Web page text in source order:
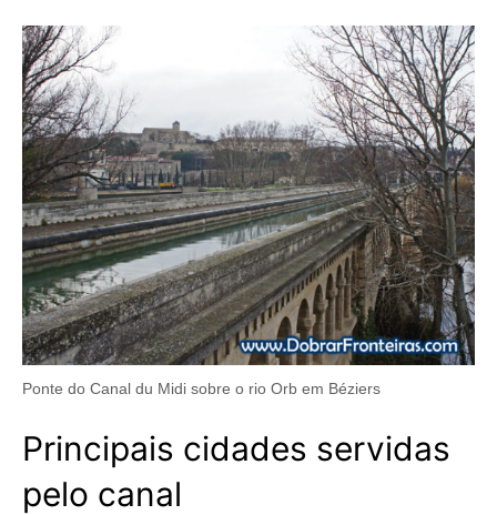
Ponte do Canal du Midi sobre o rio Orb em Béziers
Principais cidades servidas
pelo canal